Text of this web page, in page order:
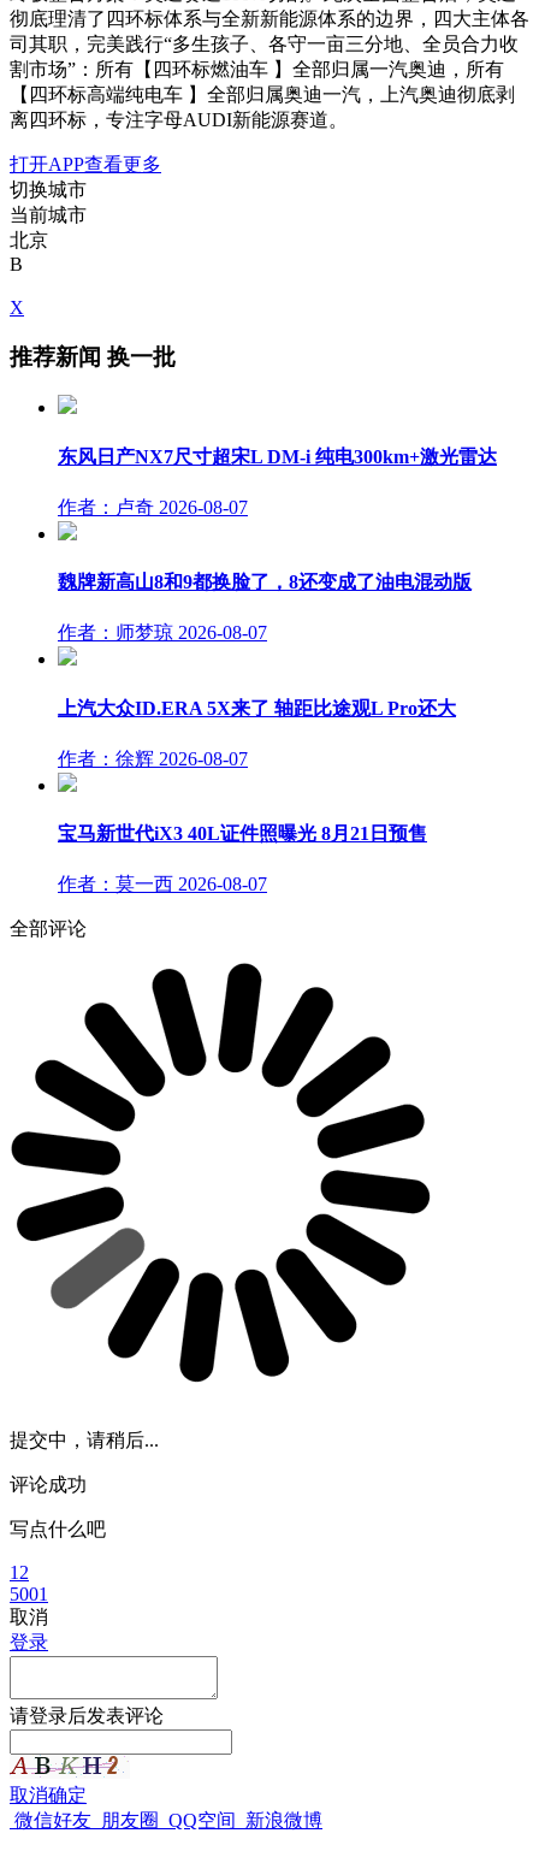
彻底理清了四环标体系与全新新能源体系的边界，四大主体各
司其职，完美践行“多生孩子、各守一亩三分地、全员合力收
割市场”：所有【四环标燃油车 】全部归属一汽奥迪，所有
【四环标高端纯电车 】全部归属奥迪一汽，上汽奥迪彻底剥
离四环标，专注字母AUDI新能源赛道。
打开APP查看更多
切换城市
当前城市
北京
B
X
推荐新闻 换一批
东风日产NX7尺寸超宋L DM-i 纯电300km+激光雷达
作者：卢奇 2026-08-07
魏牌新高山8和9都换脸了，8还变成了油电混动版
作者：师梦琼 2026-08-07
上汽大众ID.ERA 5X来了 轴距比途观L Pro还大
作者：徐辉 2026-08-07
宝马新世代iX3 40L证件照曝光 8月21日预售
作者：莫一西 2026-08-07
全部评论
提交中，请稍后...
评论成功
写点什么吧
12
5001
取消
登录
请登录后发表评论
取消确定
微信好友 朋友圈 QQ空间 新浪微博